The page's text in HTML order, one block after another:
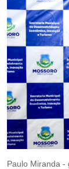
Paulo Miranda -